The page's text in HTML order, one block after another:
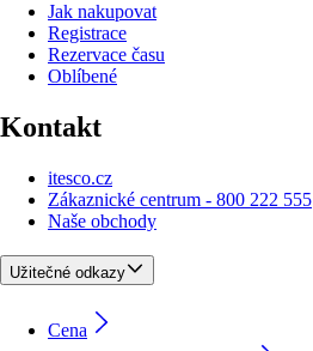
Jak nakupovat
Registrace
Rezervace času
Oblíbené
Kontakt
itesco.cz
Zákaznické centrum - 800 222 555
Naše obchody
Užitečné odkazy
Cena